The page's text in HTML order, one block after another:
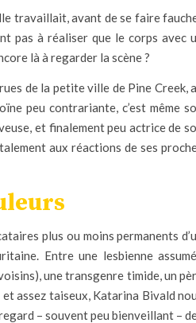
travaillait, avant de se faire
pas à réaliser que le corps avec
là à regarder la scène ?
de la petite ville de Pine Creek,
peu contrariante, c’est même
et finalement peu actrice de
aux réactions de ses
plus ou moins permanents
Entre une lesbienne
une transgenre timide, un
assez taiseux, Katarina Bivald
– souvent peu bienveillant –